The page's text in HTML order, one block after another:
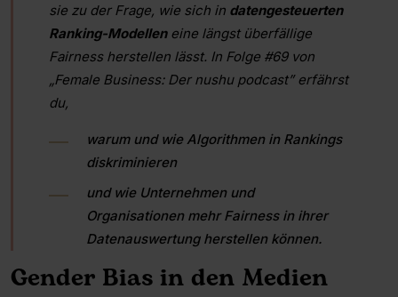
sie zu der Frage, wie sich in datengesteuerten
Ranking-Modelleneine längst überfällige
Fairness herstellen lässt. In Folge #69 von
„Female Business: Der nushu podcast” erfährst
du,
warum und wie Algorithmen in Rankings
diskriminieren
und wie Unternehmen und
Organisationen mehr Fairness in ihrer
Datenauswertung herstellen können.
Gender Bias in den Medien